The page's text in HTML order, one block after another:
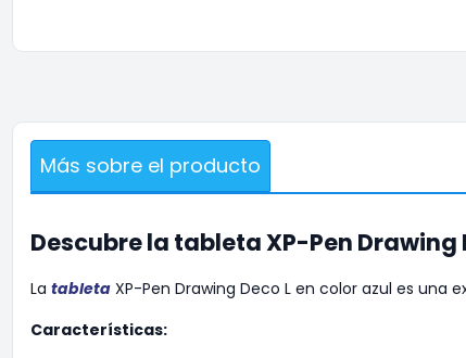
Más sobre el producto
Descubre la tableta XP-Pen Drawing
La tableta XP-Pen Drawing Deco L en color azul es
Características: